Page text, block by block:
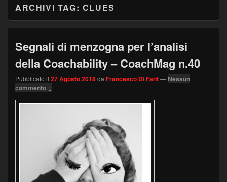
ARCHIVI TAG: CLUES
Segnali di menzogna per l’analisi
della Coachability – CoachMag n.40
Pubblicato il 27 Agosto 2018da Francesco Di Fant— Nessun
commento ↓